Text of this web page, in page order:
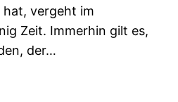
vergeht im
Zeit. Immerhin gilt es,
der…